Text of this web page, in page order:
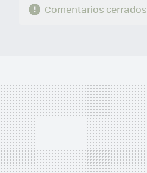
Comentarios cerrados